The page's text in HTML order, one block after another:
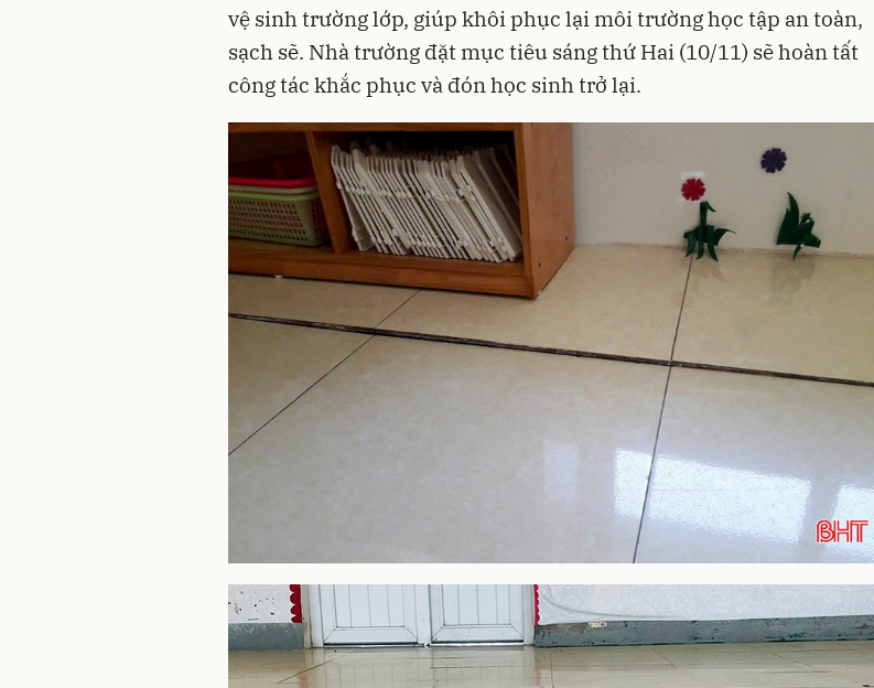
vệ sinh trường lớp, giúp khôi phục lại môi trường học tập an toàn,
sạch sẽ. Nhà trường đặt mục tiêu sáng thứ Hai (10/11) sẽ hoàn tất
công tác khắc phục và đón học sinh trở lại.